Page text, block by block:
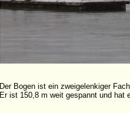
Der Bogen ist ein zweigelenkiger
Er ist 150,8 m weit gespannt und hat